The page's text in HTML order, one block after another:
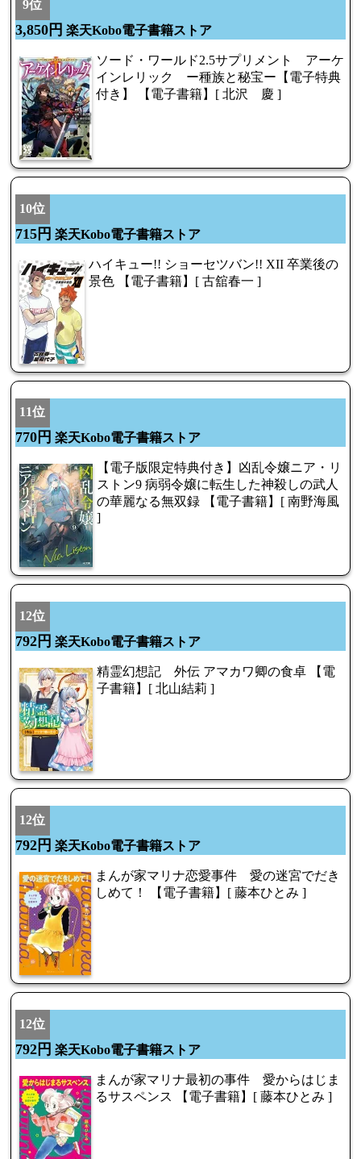
9位
3,850円 楽天Kobo電子書籍ストア
ソード・ワールド2.5サプリメント アーケ
インレリック ー種族と秘宝ー【電子特典
付き】 【電子書籍】[ 北沢 慶 ]
10位
715円 楽天Kobo電子書籍ストア
ハイキュー!! ショーセツバン!! XII 卒業後の
景色 【電子書籍】[ 古舘春一 ]
11位
770円 楽天Kobo電子書籍ストア
【電子版限定特典付き】凶乱令嬢ニア・リ
ストン9 病弱令嬢に転生した神殺しの武人
の華麗なる無双録 【電子書籍】[ 南野海風
]
12位
792円 楽天Kobo電子書籍ストア
精霊幻想記 外伝 アマカワ卿の食卓 【電
子書籍】[ 北山結莉 ]
12位
792円 楽天Kobo電子書籍ストア
まんが家マリナ恋愛事件 愛の迷宮でだき
しめて！ 【電子書籍】[ 藤本ひとみ ]
12位
792円 楽天Kobo電子書籍ストア
まんが家マリナ最初の事件 愛からはじま
るサスペンス 【電子書籍】[ 藤本ひとみ ]